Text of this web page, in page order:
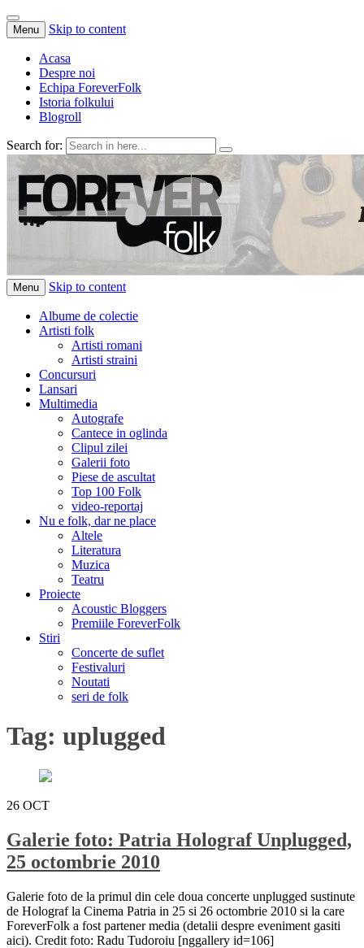
Menu Skip to content
Acasa
Despre noi
Echipa ForeverFolk
Istoria folkului
Blogroll
Search for:
ForeverFolk
Muzica sufletului tau
Menu Skip to content
Albume de colectie
Artisti folk
Artisti romani
Artisti straini
Concursuri
Lansari
Multimedia
Autografe
Cantece in oglinda
Clipul zilei
Galerii foto
Piese de ascultat
Top 100 Folk
video-reportaj
Nu e folk, dar ne place
Altele
Literatura
Muzica
Teatru
Proiecte
Acoustic Bloggers
Premiile ForeverFolk
Stiri
Concerte de suflet
Festivaluri
Noutati
seri de folk
Tag: uplugged
26 OCT
Galerie foto: Patria Holograf Unplugged,
25 octombrie 2010
Galerie foto de la primul din cele doua concerte unplugged sustinute
de Holograf la Cinema Patria in 25 si 26 octombrie 2010 si la care
ForeverFolk a fost partener media (detalii despre eveniment gasiti
aici). Credit foto: Radu Tudoroiu [nggallery id=106]